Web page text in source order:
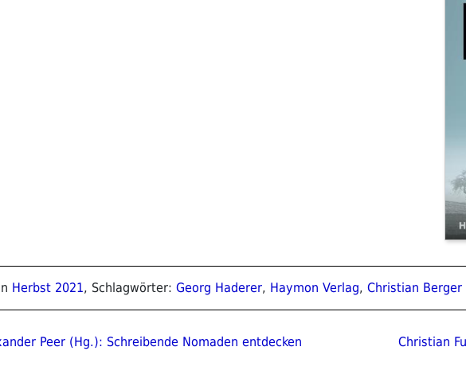
Herbst 2021, Schlagwörter: Georg Haderer, Haymon Verlag, Christian Berger
Peer (Hg.): Schreibende Nomaden entdecken
Beitrag
Christian